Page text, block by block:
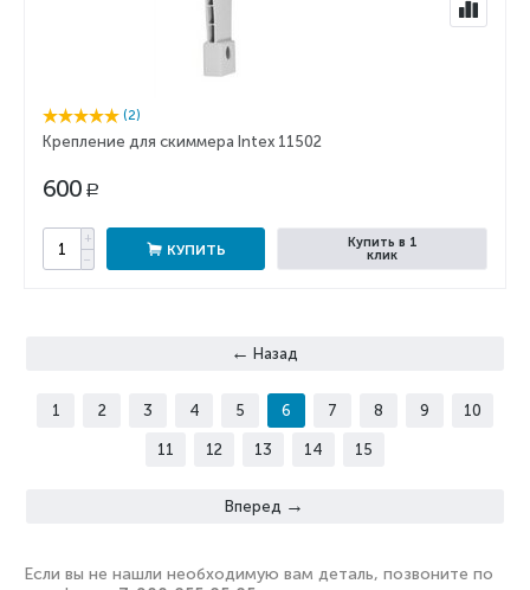
(2)
Крепление для скиммера Intex 11502
600 Р
+
−
КУПИТЬ
Купить в 1
клик
Назад
1 2 3 4 5 6 7 8 9 10
11 12 13 14 15
Вперед
Если вы не нашли необходимую вам деталь, позвоните по